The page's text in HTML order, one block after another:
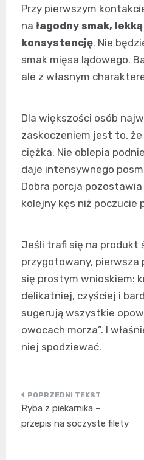
Przy pierwszym
na łagodny smak,
konsystencję. Nie
smak mięsa lądowego.
ale z własnym
Dla większości osób
zaskoczeniem jest to,
ciężka. Nie oblepia
daje intensywnego
Dobra porcja
kolejny kęs niż poczucie
Jeśli trafi się na produkt
przygotowany, pierwsza
się prostym wnioskiem:
delikatniej, czyściej i
sugerują wszystkie
owocach morza”. I
niej spodziewać.
Nawigacja
wpisu
Ryba z piekarnika –
przepis na soczyste filety